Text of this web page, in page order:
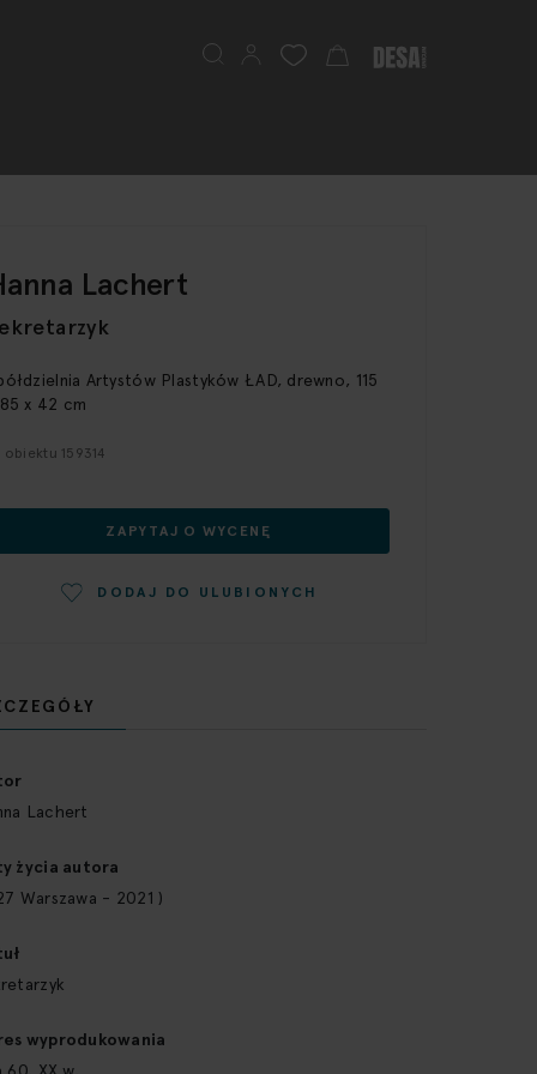
Mój koszyk
Szukaj
Lachert
Artystów Plastyków ŁAD, drewno, 115
x 42 cm
obiektu 159314
ZAPYTAJ O WYCENĘ
DODAJ DO ULUBIONYCH
Lachert
życia autora
Warszawa - 2021 )
wyprodukowania
60. XX w.